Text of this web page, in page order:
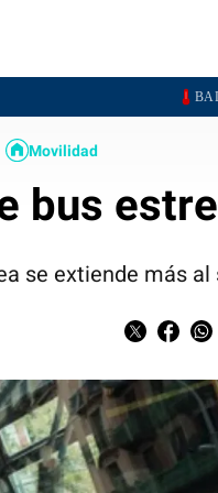
29,6°
Movilidad
bus
se extiende más al